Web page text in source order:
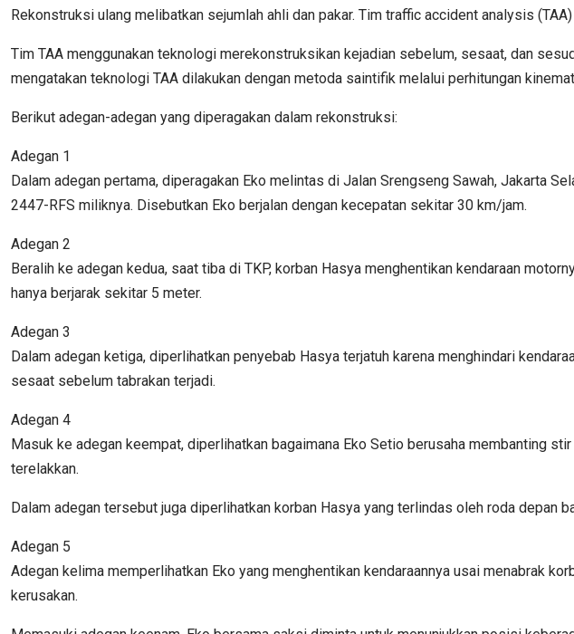
Rekonstruksi ulang melibatkan sejumlah ahli dan pakar. Tim traffic accident analysis
Tim TAA menggunakan teknologi merekonstruksikan kejadian sebelum, sesaat, dan
mengatakan teknologi TAA dilakukan dengan metoda saintifik melalui perhitungan
Berikut adegan-adegan yang diperagakan dalam rekonstruksi:
Adegan 1
Dalam adegan pertama, diperagakan Eko melintas di Jalan Srengseng Sawah, Jakarta
2447-RFS miliknya. Disebutkan Eko berjalan dengan kecepatan sekitar 30 km/jam.
Adegan 2
Beralih ke adegan kedua, saat tiba di TKP, korban Hasya menghentikan kendaraan
hanya berjarak sekitar 5 meter.
Adegan 3
Dalam adegan ketiga, diperlihatkan penyebab Hasya terjatuh karena menghindari
sesaat sebelum tabrakan terjadi.
Adegan 4
Masuk ke adegan keempat, diperlihatkan bagaimana Eko Setio berusaha membanting
terelakkan.
Dalam adegan tersebut juga diperlihatkan korban Hasya yang terlindas oleh roda depan
Adegan 5
Adegan kelima memperlihatkan Eko yang menghentikan kendaraannya usai menabrak
kerusakan.